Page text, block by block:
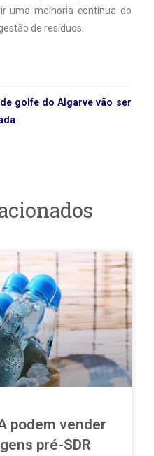
uma melhoria contínua do
de resíduos.
golfe do Algarve vão ser
podem vender
pré-SDR